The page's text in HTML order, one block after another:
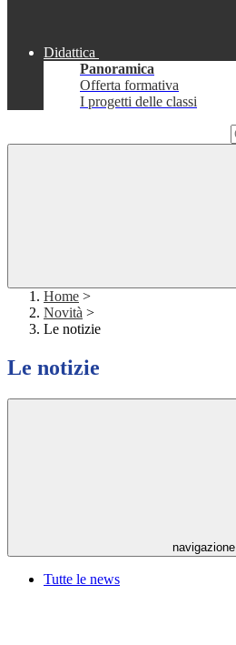
Didattica
Panoramica
Offerta formativa
I progetti delle classi
Home >
Novità >
Le notizie
Le notizie
navigazione
Tutte le news